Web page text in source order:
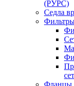
(РУРС)
Седла
Фланцы